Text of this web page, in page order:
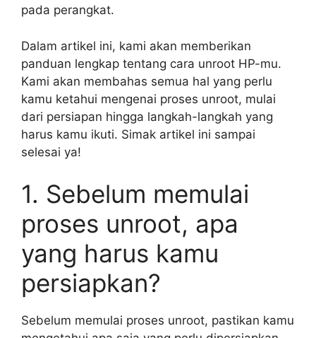
pada perangkat.
Dalam artikel ini, kami akan memberikan
panduan lengkap tentang cara unroot HP-mu.
Kami akan membahas semua hal yang perlu
kamu ketahui mengenai proses unroot, mulai
dari persiapan hingga langkah-langkah yang
harus kamu ikuti. Simak artikel ini sampai
selesai ya!
1. Sebelum memulai
proses unroot, apa
yang harus kamu
persiapkan?
Sebelum memulai proses unroot, pastikan kamu